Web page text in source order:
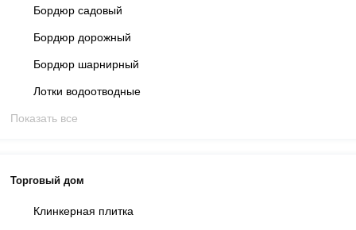
Бордюр садовый
Бордюр дорожный
Бордюр шарнирный
Лотки водоотводные
Показать все
Торговый дом
Клинкерная плитка